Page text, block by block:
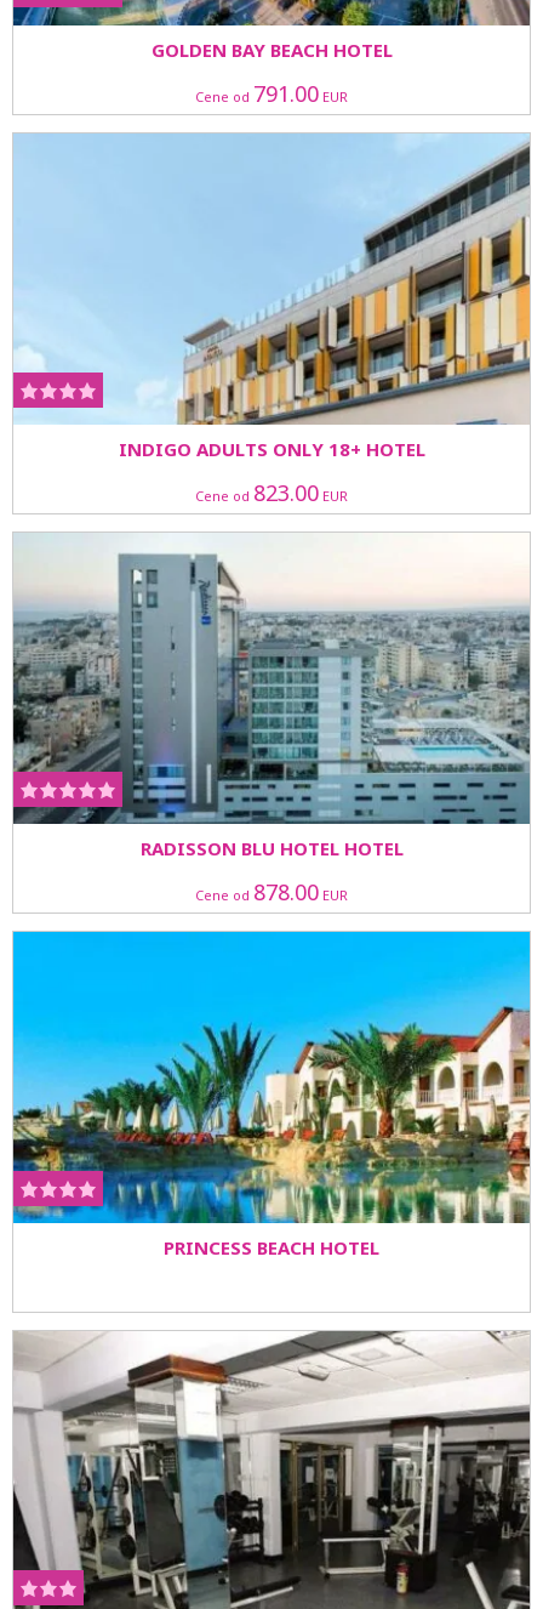
GOLDEN BAY BEACH HOTEL
Cene od 791.00 EUR
INDIGO ADULTS ONLY 18+ HOTEL
Cene od 823.00 EUR
RADISSON BLU HOTEL HOTEL
Cene od 878.00 EUR
PRINCESS BEACH HOTEL